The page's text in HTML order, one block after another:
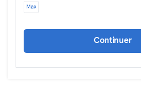
Max
Continuer